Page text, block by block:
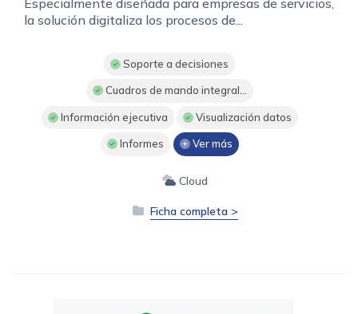
Especialmente diseñada para empresas de servicios,
la solución digitaliza los procesos de...
Soporte a decisiones
Cuadros de mando integral...
Información ejecutiva Visualización datos
Informes Ver más
Cloud
Ficha completa >